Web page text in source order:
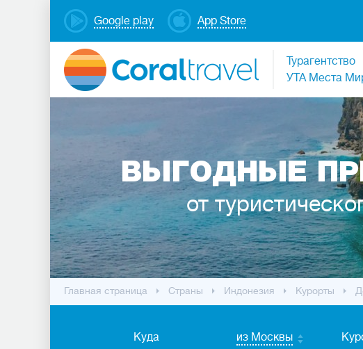
Google play App Store
Турагентство
УТА Места
ВЫГОДНЫЕ
от
Главная страница Cтраны Индонезия Курорты
Куда из Москвы